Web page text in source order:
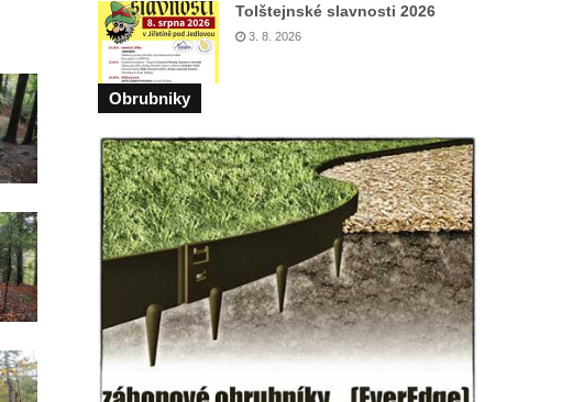
Tolštejnské slavnosti 2026
3. 8. 2026
Obrubniky